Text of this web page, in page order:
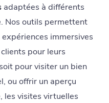
adaptées à différents
Nos outils permettent
immersives
pour leurs
pour visiter un bien
ou offrir un aperçu
les visites virtuelles